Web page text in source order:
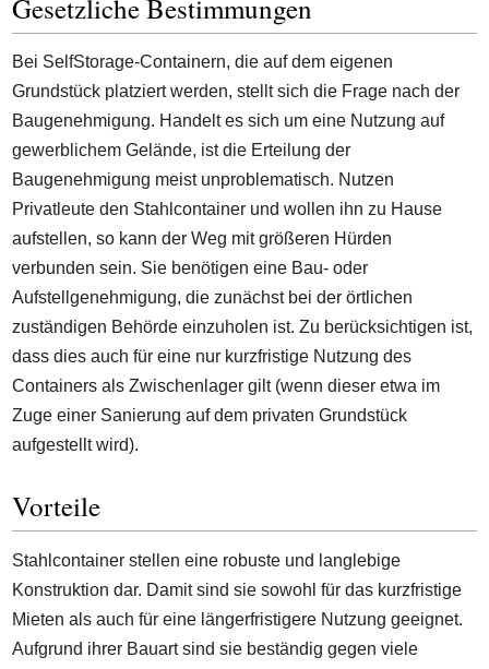
Gesetzliche Bestimmungen
Bei SelfStorage-Containern, die auf dem eigenen
Grundstück platziert werden, stellt sich die Frage nach der
Baugenehmigung. Handelt es sich um eine Nutzung auf
gewerblichem Gelände, ist die Erteilung der
Baugenehmigung meist unproblematisch. Nutzen
Privatleute den Stahlcontainer und wollen ihn zu Hause
aufstellen, so kann der Weg mit größeren Hürden
verbunden sein. Sie benötigen eine Bau- oder
Aufstellgenehmigung, die zunächst bei der örtlichen
zuständigen Behörde einzuholen ist. Zu berücksichtigen ist,
dass dies auch für eine nur kurzfristige Nutzung des
Containers als Zwischenlager gilt (wenn dieser etwa im
Zuge einer Sanierung auf dem privaten Grundstück
aufgestellt wird).
Vorteile
Stahlcontainer stellen eine robuste und langlebige
Konstruktion dar. Damit sind sie sowohl für das kurzfristige
Mieten als auch für eine längerfristigere Nutzung geeignet.
Aufgrund ihrer Bauart sind sie beständig gegen viele